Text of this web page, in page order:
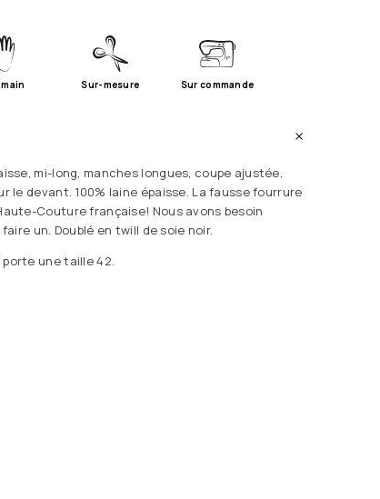
Sur-mesure Sur commande
mi-long, manches longues, coupe ajustée,
le devant. 100% laine épaisse. La fausse fourrure
Couture française! Nous avons besoin
un. Doublé en twill de soie noir.
porte une taille 42.